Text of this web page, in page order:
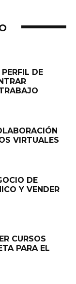
DE
VIRTUALES
DE
Y VENDER
CURSOS
PARA EL